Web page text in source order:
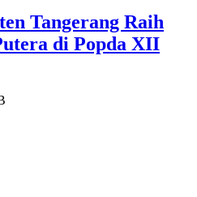
Tangerang Raih
di Popda XII